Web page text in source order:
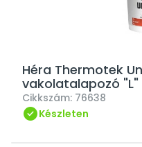
Héra Thermotek
vakolatalapozó "L"
Cikkszám: 76638
Készleten